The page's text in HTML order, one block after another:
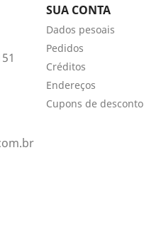
SUA CONTA
Dados pesoais
Pedidos
Créditos
Endereços
Cupons de desconto